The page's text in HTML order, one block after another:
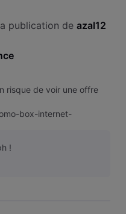
publication de azal12
risque de voir une offre
box-internet-
les gens qui ga
!